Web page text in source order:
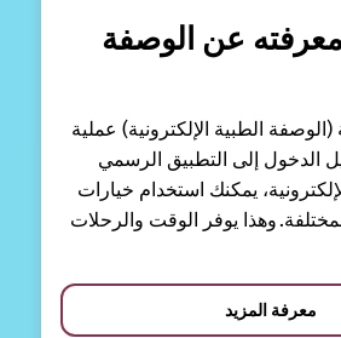
عن الوصفة
الطبية الإلكترونية) عملية
إلى التطبيق الرسمي
يمكنك استخدام خيارات
وهذا يوفر الوقت والرحلات
المزيد